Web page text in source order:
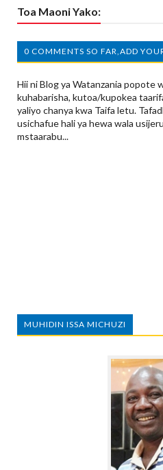
Toa Maoni Yako:
0 COMMENTS SO FAR,ADD
Hii ni Blog ya Watanzania popote
kuhabarisha, kutoa/kupokea
yaliyo chanya kwa Taifa letu.
usichafue hali ya hewa wala
mstaarabu...
MUHIDIN ISSA MICHUZI